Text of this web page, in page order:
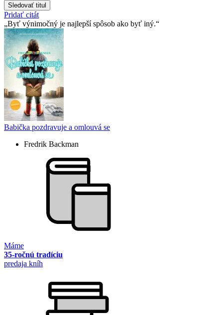
Sledovať titul
Pridať citát
Byť výnimočný je najlepší spôsob ako byť iný.
Babička pozdravuje a omlouvá se
Fredrik Backman
Máme
35-ročnú tradíciu
predaja kníh